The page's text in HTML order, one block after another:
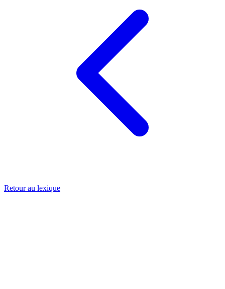
Retour au lexique